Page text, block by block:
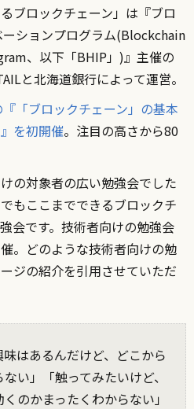
ブロックチェーン」は『ブロ
ーションプログラム(Blockchain
、以下「BHIP」)』主催の
と北海道銀行によって運営。
「ブロックチェーン」の基本
を初開催。注目の高さから80
の対象者の広い勉強会でした
もここまでできるブロックチ
会です。技術者向けの勉強会
。どのような技術者向けの勉
ジの紹介を引用させていただ
味はあるんだけど、どこから
い」「触ってみたいけど、
のかまったくわからない」